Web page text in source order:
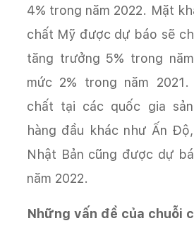
4% trong năm 2022. Mặt
chất Mỹ được dự báo sẽ
tăng trưởng 5% trong
mức 2% trong năm
chất tại các quốc gia
hàng đầu khác như Ấn
Nhật Bản cũng được dự
năm 2022.
Những vấn đề của chuỗi